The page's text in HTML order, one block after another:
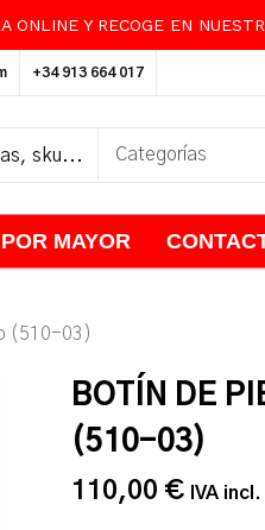
ONLINE Y RECOGE EN
+34 913 664 017
MAYOR
Carrito
(510-03)
BOTÍN DE
(510-03)
110,00 € IVA incl.